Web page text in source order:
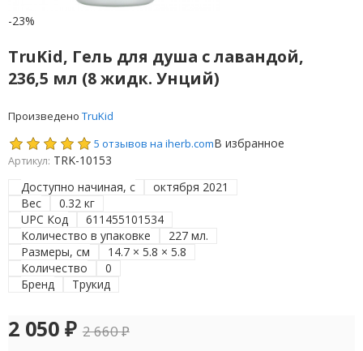
-23%
TruKid, Гель для душа с лавандой,
236,5 мл (8 жидк. Унций)
Произведено TruKid
5 отзывов на iherb.comВ избранное
Артикул: TRK-10153
Доступно начиная, с
октября 2021
Вес
0.32 кг
UPC Код
611455101534
Количество в упаковке
227 мл.
Размеры, см
14.7 × 5.8 × 5.8
Количество
0
Бренд
Трукид
2 050 ₽ 2 660₽